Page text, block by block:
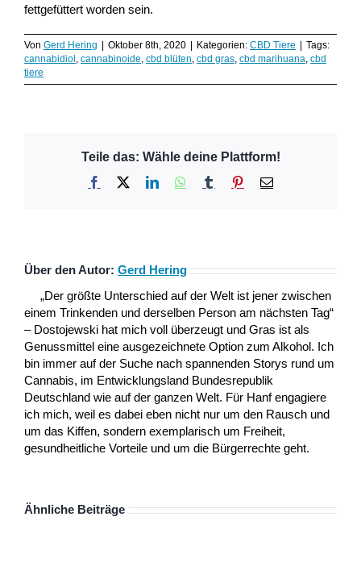
fettgefüttert worden sein.
Von Gerd Hering | Oktober 8th, 2020 | Kategorien: CBD Tiere | Tags:
cannabidiol, cannabinoide, cbd blüten, cbd gras, cbd marihuana, cbd
tiere
Teile das: Wähle deine Plattform!
Facebook LinkedInWhatsApp
Tumblr Pinterest
E-
Über den Autor: Gerd Hering
„Der größte Unterschied auf der Welt ist jener zwischen
einem Trinkenden und derselben Person am nächsten Tag“
– Dostojewski hat mich voll überzeugt und Gras ist als
Genussmittel eine ausgezeichnete Option zum Alkohol. Ich
bin immer auf der Suche nach spannenden Storys rund um
Cannabis, im Entwicklungsland Bundesrepublik
Deutschland wie auf der ganzen Welt. Für Hanf engagiere
ich mich, weil es dabei eben nicht nur um den Rausch und
um das Kiffen, sondern exemplarisch um Freiheit,
gesundheitliche Vorteile und um die Bürgerrechte geht.
Ähnliche Beiträge